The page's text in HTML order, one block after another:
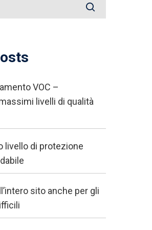
VOC –
livelli di qualità
livello di protezione
sito anche per gli